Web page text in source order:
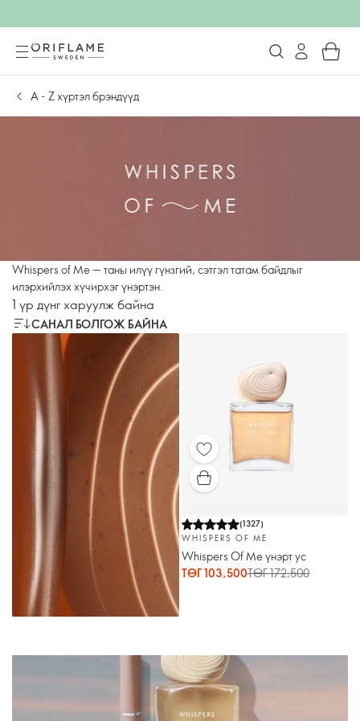
А - Z хүртэл брэндүүд
Whispers of Me — таны илүү гүнзгий, сэтгэл татам байдлыг
илэрхийлэх хүчирхэг үнэртэн.
1 үр дүнг харуулж байна
САНАЛ БОЛГОЖ БАЙНА
(1327)
WHISPERS OF ME
Whispers Of Me үнэрт ус
ТӨГ 103,500ТӨГ 172,500